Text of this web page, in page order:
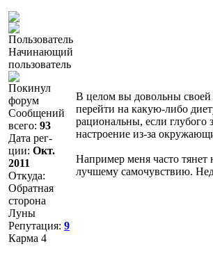
Начинающий
пользователь
Покинул
форум
Сообщений
всего: 93
Дата рег-
ции: Окт.
2011
Откуда:
Обратная
сторона
Луны
Репутация: 9
Карма 4
В целом вы довольны своей
перейти на какую-либо
рациональны, если глубого
настроение из-за
Например меня часто тянет
лучшему самочувствию.